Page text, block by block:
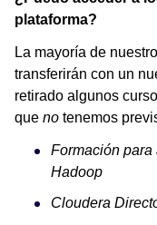
plataforma?
La mayoría de
transferirán con un
retirado algunos
que no tenemos
Formación para
Hadoop
Cloudera